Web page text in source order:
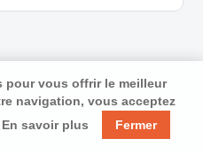
pour vous offrir le meilleur
navigation, vous acceptez
En savoir plus Fermer